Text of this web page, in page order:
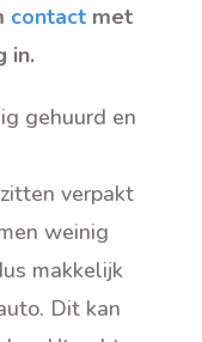
contact met
in.
gehuurd en
verpakt
weinig
makkelijk
Dit kan